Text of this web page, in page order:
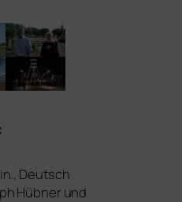
:
Deutsch
Hübner und